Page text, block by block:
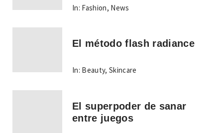
In: Fashion, News
El método flash radiance
In: Beauty,Skincare
El superpoder de sanar
entre juegos